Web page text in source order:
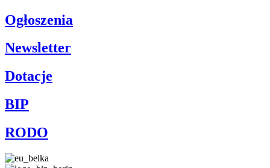
Ogłoszenia
Newsletter
Dotacje
BIP
RODO